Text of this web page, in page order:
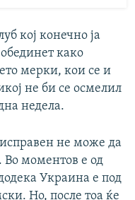
кој конечно ја
обединет како
мерки, кои се и
не би се осмелил
недела.
не може да
Во моментов е од
Украина е под
Но, после тоа ќе